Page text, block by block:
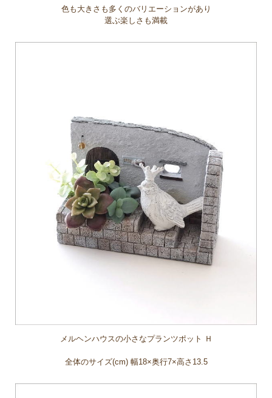
色も大きさも多くのバリエーションがあり
選ぶ楽しさも満載
メルヘンハウスの小さなプランツポット Ｈ
全体のサイズ(cm) 幅18×奥行7×高さ13.5